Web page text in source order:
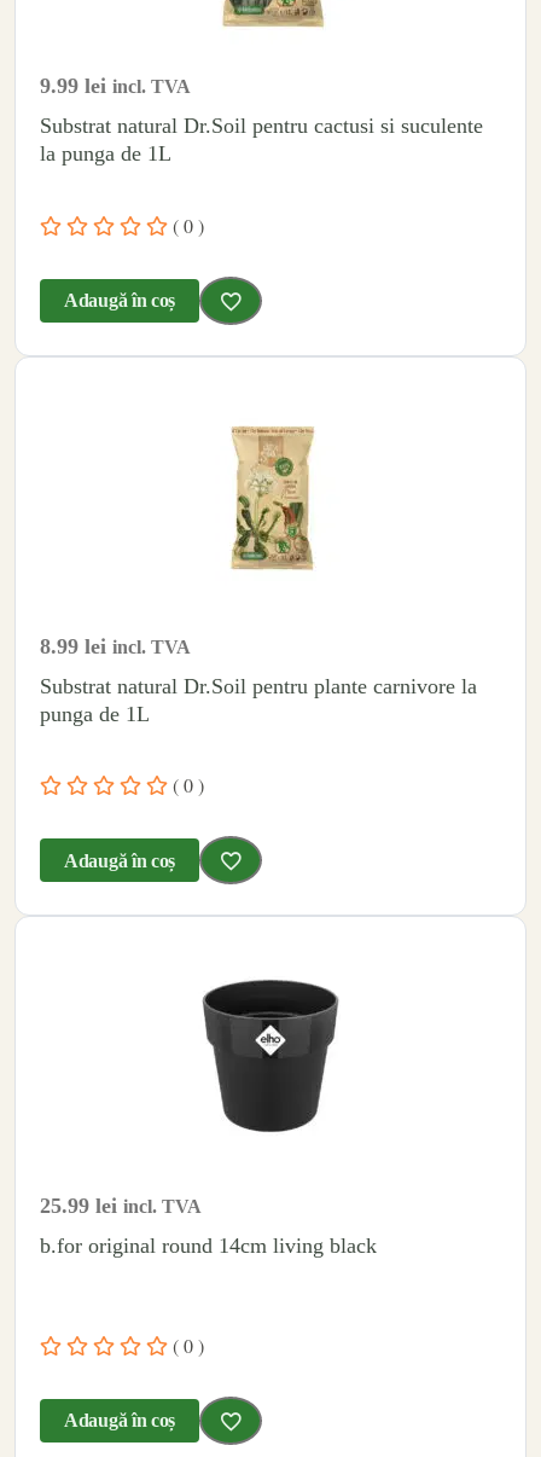
9.99 lei incl. TVA
Substrat natural Dr.Soil pentru cactusi si suculente
la punga de 1L
( 0 )
Adaugă în coș
8.99 lei incl. TVA
Substrat natural Dr.Soil pentru plante carnivore la
punga de 1L
( 0 )
Adaugă în coș
25.99 lei incl. TVA
b.for original round 14cm living black
( 0 )
Adaugă în coș